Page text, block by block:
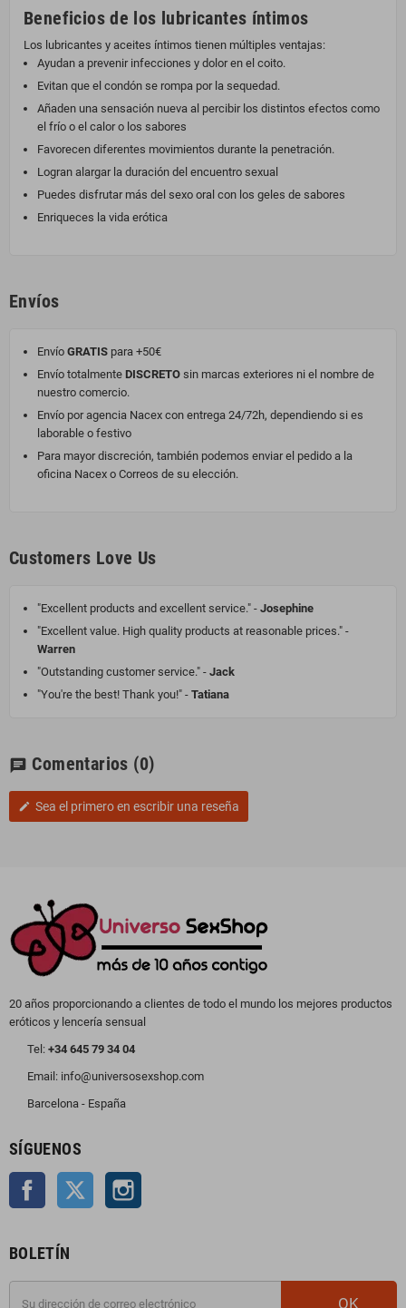
Beneficios de los lubricantes íntimos
Los lubricantes y aceites íntimos tienen múltiples ventajas:
Ayudan a prevenir infecciones y dolor en el coito.
Evitan que el condón se rompa por la sequedad.
Añaden una sensación nueva al percibir los distintos efectos como
el frío o el calor o los sabores
Favorecen diferentes movimientos durante la penetración.
Logran alargar la duración del encuentro sexual
Puedes disfrutar más del sexo oral con los geles de sabores
Enriqueces la vida erótica
Envíos
Envío GRATIS para +50€
Envío totalmente DISCRETO sin marcas exteriores ni el nombre de
nuestro comercio.
Envío por agencia Nacex con entrega 24/72h, dependiendo si es
laborable o festivo
Para mayor discreción, también podemos enviar el pedido a la
oficina Nacex o Correos de su elección.
Customers Love Us
"Excellent products and excellent service." - Josephine
"Excellent value. High quality products at reasonable prices." -
Warren
"Outstanding customer service." - Jack
"You're the best! Thank you!" - Tatiana
chat Comentarios (0)
edit Sea el primero en escribir una reseña
20 años proporcionando a clientes de todo el mundo los mejores productos
eróticos y lencería sensual
Tel: +34 645 79 34 04
Email: info@universosexshop.com
Barcelona - España
SÍGUENOS
Facebook Twitter
BOLETÍN
OK